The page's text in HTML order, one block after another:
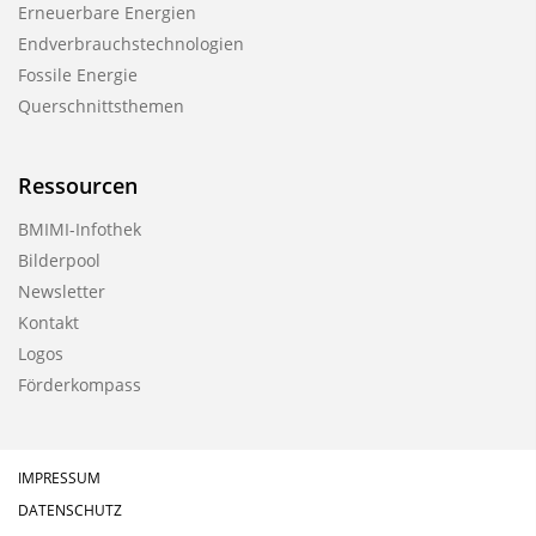
Erneuerbare Energien
Endverbrauchstechnologien
Fossile Energie
Querschnittsthemen
Ressourcen
BMIMI-Infothek
Bilderpool
Newsletter
Kontakt
Logos
Förderkompass
IMPRESSUM
DATENSCHUTZ